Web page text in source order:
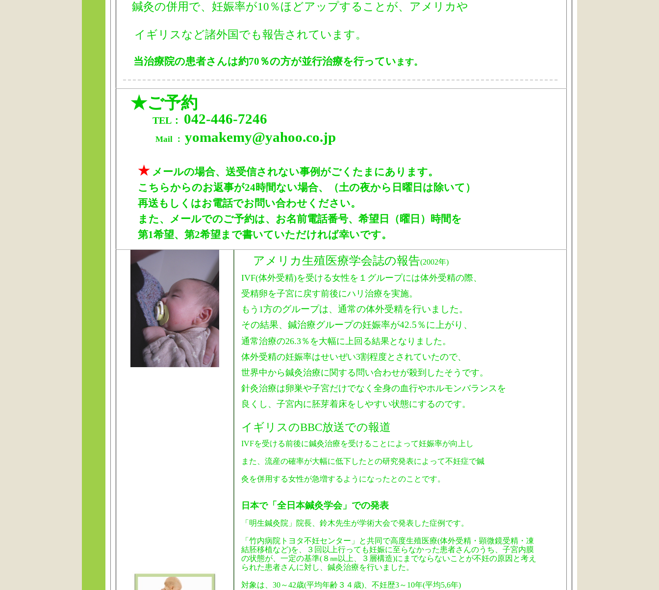
鍼灸の併用で、妊娠率が10％ほどアップすることが、アメリカや
イギリスなど諸外国でも報告されています。
当治療院の患者さんは約70％の方が並行治療を行ってい ます。
★ご予約
TEL： 042-446-7246
Mail ： yomakemy@yahoo.co.jp
★メールの場合、送受信されない事例がごくたまにあります。
こちらからのお返事が24時間ない場合、（土の夜から日曜日は除いて）
再送もしくはお電話でお問い合わせください。
また、メールでのご予約は、お名前電話番号、希望日（曜日）時間を
第1希望、第2希望まで書いていただければ幸いです。
アメリカ生殖医療学会誌の報告(2002年)
IVF(体外受精)を受ける女性を１グループには体外受精の際、
受精卵を子宮に戻す前後にハリ治療を実施。
もう 1方のグループは、通常の体外受精を行いました。
その結果、鍼治療グループの妊娠率が42.5％に上がり、
通常治療の26.3％を大幅に上回る結果となりました。
体外受精の妊娠率はせいぜい3割程度とされていたので、
世界中から鍼灸治療に関する問い合わせが殺到したそうです。
針灸治療は卵巣や子宮だけでなく全身の血行やホルモンバランスを
良くし、子宮内に胚芽着床をしやすい状態にするのです。
イギリスのBBC放送での報道
IVFを受ける前後に鍼灸治療を受けることによって妊娠率が向上し
また、流産の確率が大幅に低下したとの研究発表によって不妊症で鍼
灸 を併用する女性が急増するようになったとのことです。
日本で「全日本鍼灸学会」での発表
「明生鍼灸院」院長、鈴木先生が学術大会で発表した症例です。
「竹内病院トヨタ不妊センター」と共同で高度生殖医療(体外受精・顕微鏡受精・凍
結胚移植など)を、３回以上行っても妊娠に至らなかった患者さんのうち、子宮内膜
の状態が、一定の基準(８㎜以上、３層構造)にまでならないことが不妊の原因と考え
られた患者さんに対し、鍼灸治療を行いました。
対象は、30～42歳(平均年齢３４歳)、不妊歴3～10年(平均5,6年)